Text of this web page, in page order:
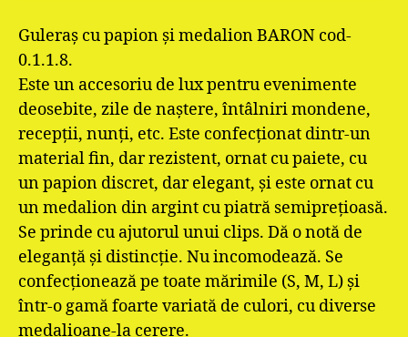
Guleraş cu papion şi medalion BARON cod-
0.1.1.8.
Este un accesoriu de lux pentru evenimente
deosebite, zile de naştere, întâlniri mondene,
recepţii, nunţi, etc. Este confecţionat dintr-un
material fin, dar rezistent, ornat cu paiete, cu
un papion discret, dar elegant, şi este ornat cu
un medalion din argint cu piatră semipreţioasă.
Se prinde cu ajutorul unui clips. Dă o notă de
eleganţă şi distincţie. Nu incomodează. Se
confecţionează pe toate mărimile (S, M, L) şi
într-o gamă foarte variată de culori, cu diverse
medalioane-la cerere.